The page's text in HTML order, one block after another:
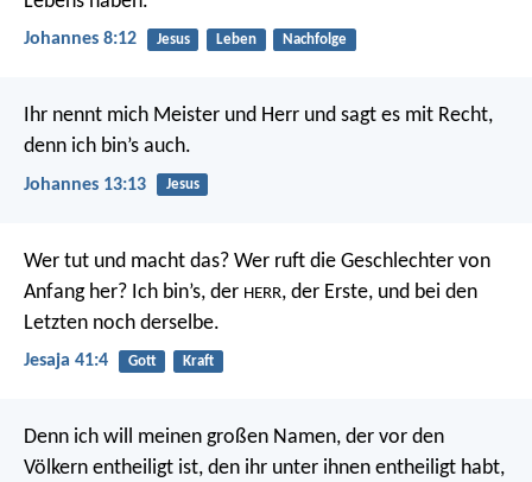
Johannes 8:12 Jesus Leben Nachfolge
Ihr nennt mich Meister und Herr und sagt es mit Recht,
denn ich bin’s auch.
Johannes 13:13 Jesus
Wer tut und macht das? Wer ruft die Geschlechter von
Anfang her? Ich bin’s, der HERR, der Erste, und bei den
Letzten noch derselbe.
Jesaja 41:4 Gott Kraft
Denn ich will meinen großen Namen, der vor den
Völkern entheiligt ist, den ihr unter ihnen entheiligt habt,